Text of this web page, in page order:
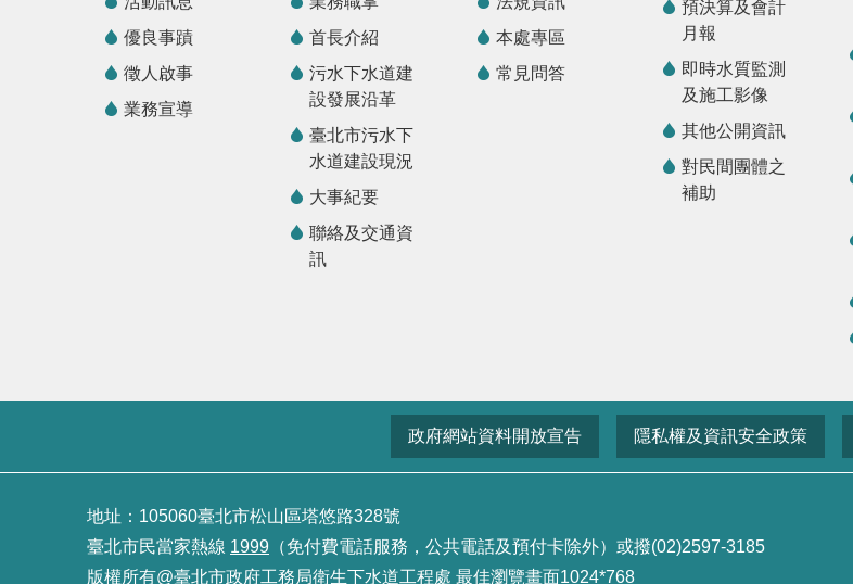
優良事蹟
徵人啟事
業務宣導
首長介紹
污水下水道建
設發展沿革
臺北市污水下
水道建設現況
大事紀要
聯絡及交通資
訊
本處專區
常見問答
預決算及會計
月報
即時水質監測
及施工影像
其他公開資訊
對民間團體之
補助
政府網站資料開放宣告 隱私權及資訊安全政策
地址：105060臺北市松山區塔悠路328號
臺北市民當家熱線 1999 （免付費電話服務，公共電話及預付卡除外）或撥(02)2597-3185
版權所有@臺北市政府工務局衛生下水道工程處 最佳瀏覽畫面1024*768